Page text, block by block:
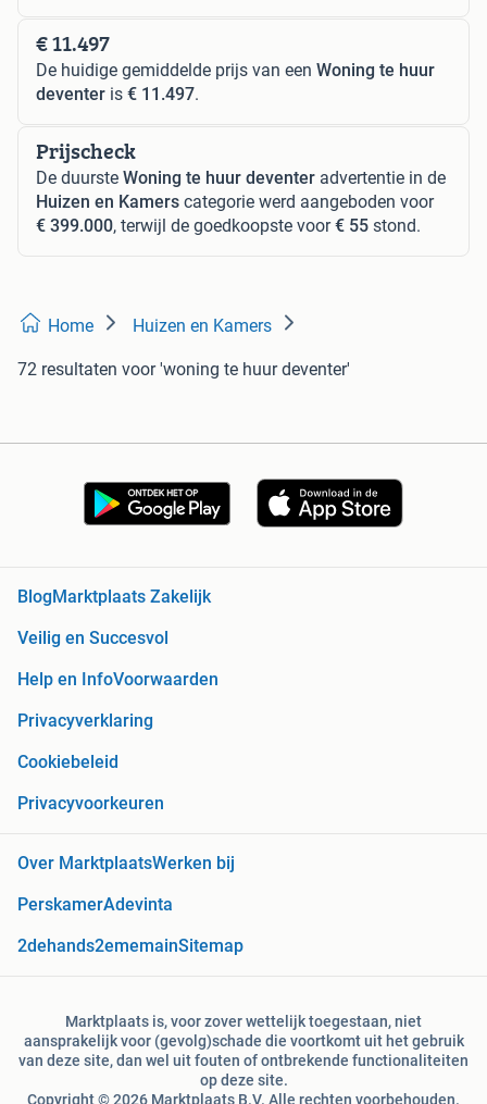
€ 11.497
De huidige gemiddelde prijs van een Woning te huur
deventer is € 11.497.
Prijscheck
De duurste Woning te huur deventer advertentie in de
Huizen en Kamers categorie werd aangeboden voor
€ 399.000, terwijl de goedkoopste voor€ 55 stond.
Home Huizen en Kamers
72 resultaten voor 'woning te huur deventer'
BlogMarktplaats Zakelijk
Veilig en Succesvol
Help en InfoVoorwaarden
Privacyverklaring
Cookiebeleid
Privacyvoorkeuren
Over MarktplaatsWerken bij
PerskamerAdevinta
2dehands2ememainSitemap
Marktplaats is, voor zover wettelijk toegestaan, niet
aansprakelijk voor (gevolg)schade die voortkomt uit het gebruik
van deze site, dan wel uit fouten of ontbrekende functionaliteiten
op deze site.
Copyright © 2026 Marktplaats B.V. Alle rechten voorbehouden.